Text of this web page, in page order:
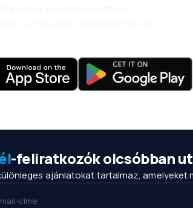
-feliratkozók olcsóbban
ajánlatokat tartalmaz, amelyeket
címe